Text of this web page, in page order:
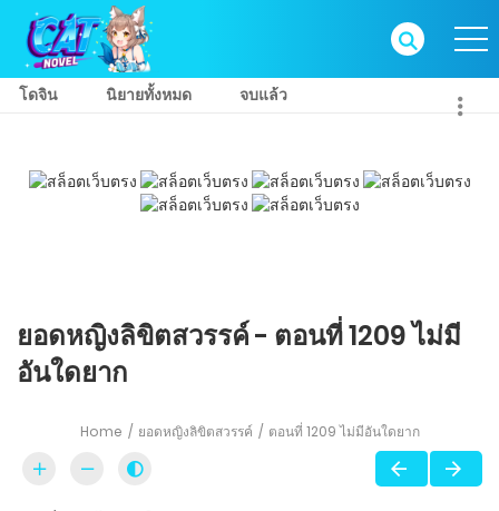
โดจิน นิยายทั้งหมด จบแล้ว
ยอดหญิงลิขิตสวรรค์ - ตอนที่ 1209 ไม่มี
อันใดยาก
Home ยอดหญิงลิขิตสวรรค์ ตอนที่ 1209 ไม่มีอันใดยาก